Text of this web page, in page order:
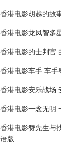
香港电影胡越的故
香港电影龙凤智多
香港电影的士判官
香港电影车手 车手
香港电影安乐战场
香港电影一念无明
香港电影赞先生与
语版